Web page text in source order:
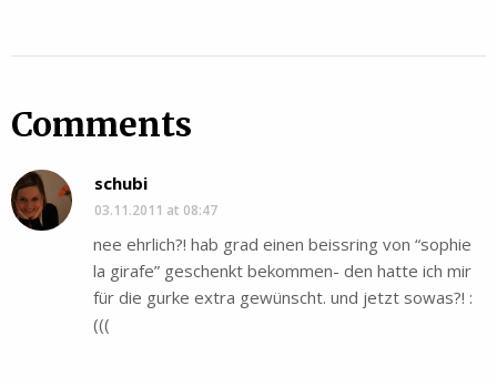
Comments
schubi
03.11.2011 at 08:47
nee ehrlich?! hab grad einen beissring von “sophie
la girafe” geschenkt bekommen- den hatte ich mir
für die gurke extra gewünscht. und jetzt sowas?! :
(((